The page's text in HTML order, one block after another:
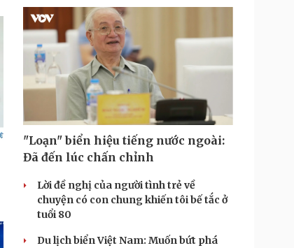
"Loạn" biển hiệu tiếng nước ngoài:
Đã đến lúc chấn chỉnh
Lời đề nghị của người tình trẻ về
chuyện có con chung khiến tôi bế tắc ở
tuổi 80
Du lịch biển Việt Nam: Muốn bứt phá